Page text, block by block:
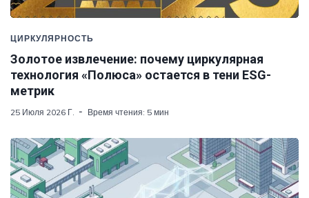
ЦИРКУЛЯРНОСТЬ
Золотое извлечение: почему циркулярная
технология «Полюса» остается в тени ESG-
метрик
25 Июля 2026 Г. Время чтения: 5 мин